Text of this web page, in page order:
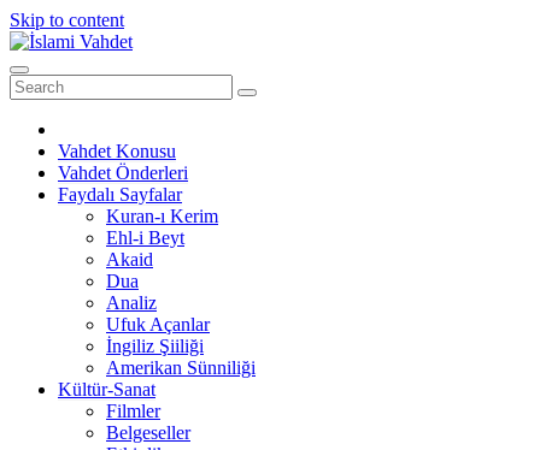
Skip to content
Vahdet Konusu
Vahdet Önderleri
Faydalı Sayfalar
Kuran-ı Kerim
Ehl-i Beyt
Akaid
Dua
Analiz
Ufuk Açanlar
İngiliz Şiiliği
Amerikan Sünniliği
Kültür-Sanat
Filmler
Belgeseller